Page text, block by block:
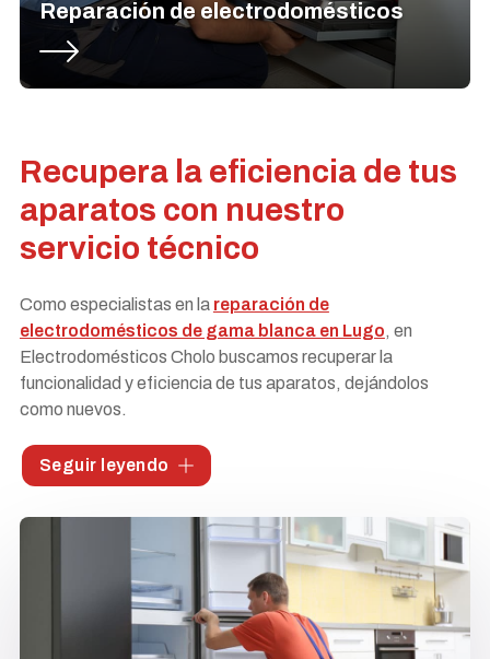
Reparación de electrodomésticos
Recupera la eficiencia de tus
aparatos con nuestro
servicio técnico
Como especialistas en la reparación de
electrodomésticos de gama blanca en Lugo, en
Electrodomésticos Cholo buscamos recuperar la
funcionalidad y eficiencia de tus aparatos, dejándolos
como nuevos.
Uno de nuestros servicios estrella es la reparación de
calderas y calentadores Junkers, respaldado por un
Trabajamos con una amplia gama de marcas para
Brindamos soluciones rápidas y efectivas.
Seguir leyendo